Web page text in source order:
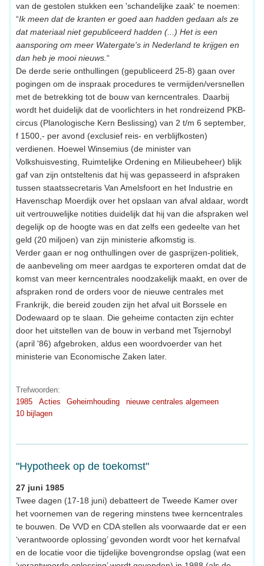
van de gestolen stukken een 'schandelijke zaak' te noemen:
“Ik meen dat de kranten er goed aan hadden gedaan als ze
dat materiaal niet gepubliceerd hadden (...) Het is een
aansporing om meer Watergate's in Nederland te krijgen en
dan heb je mooi nieuws. “
De derde serie onthullingen (gepubliceerd 25-8) gaan over
pogingen om de inspraak procedures te vermijden/versnellen
met de betrekking tot de bouw van kerncentrales. Daarbij
wordt het duidelijk dat de voorlichters in het rondreizend PKB-
circus (Planologische Kern Beslissing) van 2 t/m 6 september,
f 1500,- per avond (exclusief reis- en verblijfkosten)
verdienen. Hoewel Winsemius (de minister van
Volkshuisvesting, Ruimtelijke Ordening en Milieubeheer) blijk
gaf van zijn ontsteltenis dat hij was gepasseerd in afspraken
tussen staatssecretaris Van Amelsfoort en het Industrie en
Havenschap Moerdijk over het opslaan van afval aldaar, wordt
uit vertrouwelijke notities duidelijk dat hij van die afspraken wel
degelijk op de hoogte was en dat zelfs een gedeelte van het
geld (20 miljoen) van zijn ministerie afkomstig is.
Verder gaan er nog onthullingen over de gasprijzen-politiek,
de aanbeveling om meer aardgas te exporteren omdat dat de
komst van meer kerncentrales noodzakelijk maakt, en over de
afspraken rond de orders voor de nieuwe centrales met
Frankrijk, die bereid zouden zijn het afval uit Borssele en
Dodewaard op te slaan. Die geheime contacten zijn echter
door het uitstellen van de bouw in verband met Tsjernobyl
(april '86) afgebroken, aldus een woordvoerder van het
ministerie van Economische Zaken later.
Trefwoorden:
1985
Acties Geheimhouding
nieuwe centrales algemeen
10 bijlagen
"Hypotheek op de toekomst"
27 juni 1985
Twee dagen (17-18 juni) debatteert de Tweede Kamer over
het voornemen van de regering minstens twee kerncentrales
te bouwen. De VVD en CDA stellen als voorwaarde dat er een
‘verantwoorde oplossing’ gevonden wordt voor het kernafval
en de locatie voor die tijdelijke bovengrondse opslag (wat een